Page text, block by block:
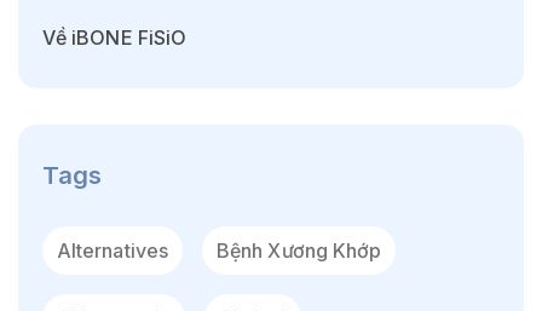
Về iBONE FiSiO
Tags
Alternatives Bệnh Xương Khớp